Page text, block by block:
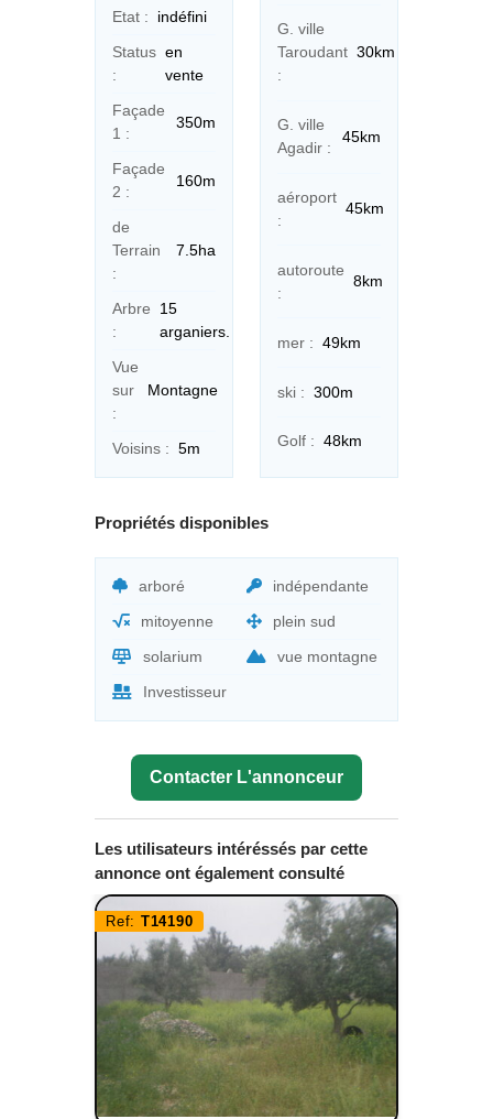
Etat :
indéfini
Status
:
en
vente
Façade
1 :
350m
Façade
2 :
160m
de
Terrain
:
7.5ha
Arbre
:
15
arganiers.
Vue
sur
:
Montagne
Voisins : 5m
G. ville
Taroudant
:
30km
G. ville
Agadir :
45km
aéroport
:
45km
autoroute
:
8km
mer : 49km
ski : 300m
Golf : 48km
Propriétés disponibles
arboré
indépendante
mitoyenne
plein sud
solarium
vue montagne
Investisseur
Contacter L'annonceur
Les utilisateurs intéréssés par cette
annonce ont également consulté
Ref: T14190